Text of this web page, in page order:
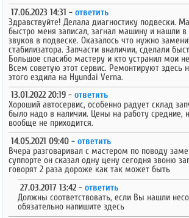
17.06.2023 14:31 -ответить
Здравствуйте! Делала диагностику подвески.
быстро меня записал, загнал машину и нашли
звуков в подвеске. Оказалось что нужно
стабилизатора. Запчасти вналичии, сделали
Большое спасибо мастеру и кто устранил мои
Всем советую этот сервис. Ремонтируют здесь
этого ездила на Hyundai Verna.
13.01.2022 20:19 -ответить
Хороший автосервис, особенно радует склад
было надо в наличии. Цены на работу средние,
вообще не приходится.
14.05.2021 09:40 -ответить
Вчера разговаривал с мастером по поводу
суппорте он сказал одну цену сегодня звоню
говорят 2 раза дороже как так может быть
27.03.2017 13:42 -ответить
Должны соответствовать, если Вы нашли
обязательно напишите здесь